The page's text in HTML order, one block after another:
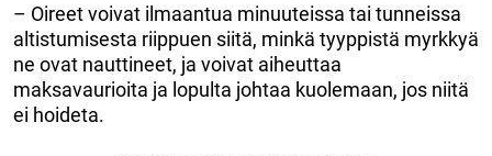
– Oireet voivat ilmaantua minuuteissa tai tunneissa
altistumisesta riippuen siitä, minkä tyyppistä myrkkyä
ne ovat nauttineet, ja voivat aiheuttaa
maksavaurioita ja lopulta johtaa kuolemaan, jos niitä
ei hoideta.